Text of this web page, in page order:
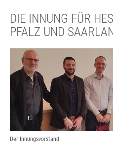
DIE INNUNG FÜR
PFALZ UND
Der Innungsvorstand